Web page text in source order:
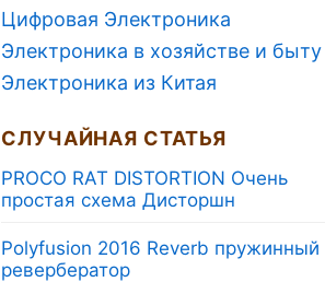
Цифровая Электроника
Электроника в хозяйстве и быту
Электроника из Китая
СЛУЧАЙНАЯ СТАТЬЯ
PROCO RAT DISTORTION Очень
простая схема Дисторшн
Polyfusion 2016 Reverb пружинный
ревербератор